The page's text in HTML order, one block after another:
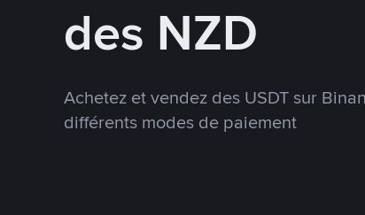
des NZD
Achetez et vendez des USDT sur
différents modes de paiement